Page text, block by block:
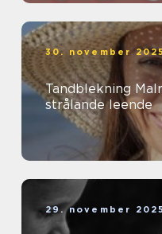
30. november
Tandblekning
strålande leende
29. november 2025